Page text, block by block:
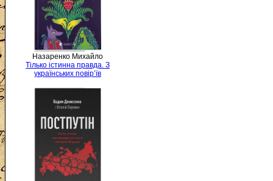
Назаренко Михайло
Тілько істинна правда. З
українських повір’їв